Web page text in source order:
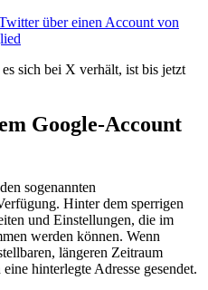
über einen Account von
sich bei X verhält, ist bis jetzt
Google-Account
sogenannten
Hinter dem sperrigen
und Einstellungen, die im
werden können. Wenn
längeren Zeitraum
hinterlegte Adresse gesendet.